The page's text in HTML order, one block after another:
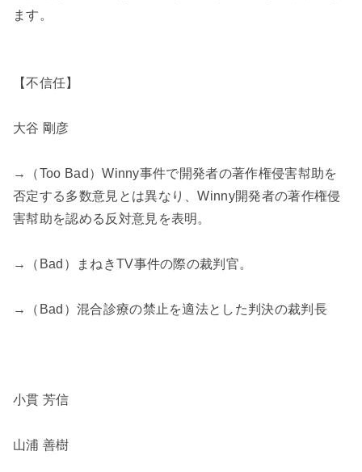
ます。
【不信任】
大谷 剛彦
→（Too Bad）Winny事件で開発者の著作権侵害幇助を
否定する多数意見とは異なり、Winny開発者の著作権侵
害幇助を認める反対意見を表明。
→（Bad）まねきTV事件の際の裁判官。
→（Bad）混合診療の禁止を適法とした判決の裁判長
小貫 芳信
山浦 善樹